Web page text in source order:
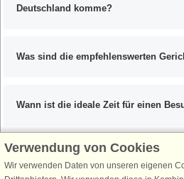
Deutschland komme?
Was sind die empfehlenswerten
Wann ist die ideale Zeit für einen
Verwendung von Cookies
Wir verwenden Daten von unseren eigenen